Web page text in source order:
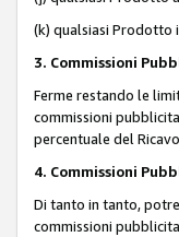
(k) qualsiasi Prodotto
3. Commissioni
Ferme restando le
commissioni
percentuale del
4. Commissioni
Di tanto in tanto,
commissioni